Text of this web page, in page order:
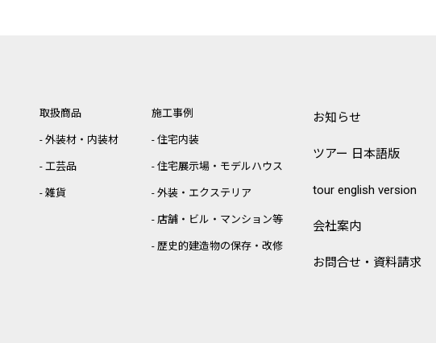
お知らせ
ツアー 日本語版
tour english version
会社案内
お問合せ・資料請求
取扱商品
外装材・内装材
工芸品
雑貨
施工事例
住宅内装
住宅展示場・モデルハウス
外装・エクステリア
店舗・ビル・マンション等
歴史的建造物の保存・改修